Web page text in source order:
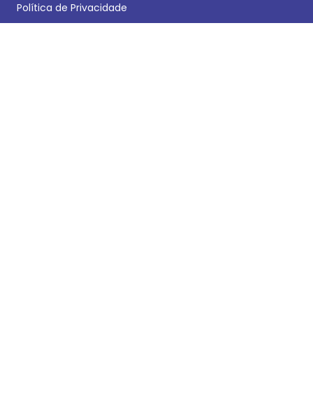
Política de Privacidade